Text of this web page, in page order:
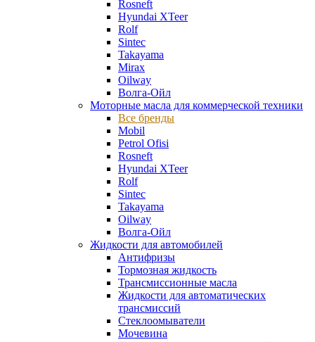
Rosneft
Hyundai XTeer
Rolf
Sintec
Takayama
Mirax
Oilway
Волга-Ойл
Моторные масла для коммерческой техники
Все бренды
Mobil
Petrol Ofisi
Rosneft
Hyundai XTeer
Rolf
Sintec
Takayama
Oilway
Волга-Ойл
Жидкости для автомобилей
Антифризы
Тормозная жидкость
Трансмиссионные масла
Жидкости для автоматических
трансмиссий
Стеклоомыватели
Мочевина